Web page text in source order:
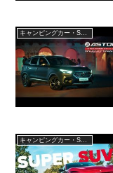
キャンピングカー・SUV人気車種